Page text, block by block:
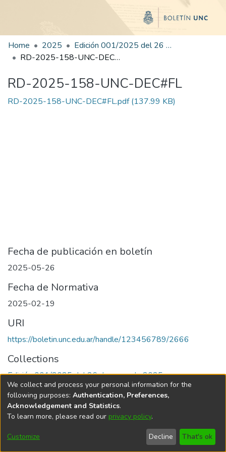
Home 2025
Edición 001/2025 del 26 de mayo de 2025
RD-2025-158-UNC-DEC#FL
RD-2025-158-UNC-DEC#FL
RD-2025-158-UNC-DEC#FL.pdf(137.99 KB)
Fecha de publicación en boletín
2025-05-26
Fecha de Normativa
2025-02-19
URI
https://boletin.unc.edu.ar/handle/123456789/2666
Collections
Edición 001/2025 del 26 de mayo de 2025
Universidad Nacional de Córdoba
We collect and process your personal information for the
following purposes: Authentication, Preferences,
Acknowledgement and Statistics.
To learn more, please read our privacy policy.
Customize Decline That's ok